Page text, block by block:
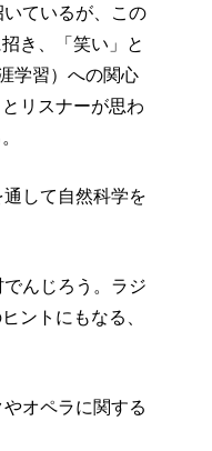
ているが、この
き、「笑い」と
学習）への関心
リスナーが思わ
して自然科学を
んじろう。ラジ
ントにもなる、
オペラに関する